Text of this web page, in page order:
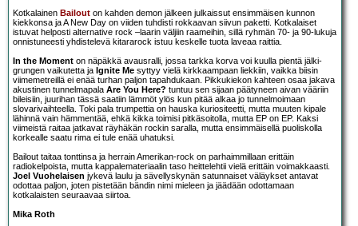
Kotkalainen Bailout on kahden demon jälkeen julkaissut ensimmäisen kunnon
kiekkonsa ja A New Day on viiden tuhdisti rokkaavan siivun paketti. Kotkalaiset
istuvat helposti alternative rock –laarin väljiin raameihin, sillä ryhmän 70- ja 90-lukuja
onnistuneesti yhdistelevä kitararock istuu keskelle tuota laveaa raittia.
In the Moment on näpäkkä avausralli, jossa tarkka korva voi kuulla pientä jälki-
grungen vaikutetta ja Ignite Me syttyy vielä kirkkaampaan liekkiin, vaikka biisin
viimemetreillä ei enää turhan paljon tapahdukaan. Pikkukiekon kahteen osaa jakava
akustinen tunnelmapala Are You Here? tuntuu sen sijaan päätyneen aivan vääriin
bileisiin, juurihan tässä saatiin lämmöt ylös kun pitää alkaa jo tunnelmoimaan
slovarivaihteella. Toki pala trumpettia on hauska kuriositeetti, mutta muuten kipale
lähinnä vain hämmentää, ehkä kikka toimisi pitkäsoitolla, mutta EP on EP. Kaksi
viimeistä raitaa jatkavat räyhäkän rockin saralla, mutta ensimmäisellä puoliskolla
korkealle saatu rima ei tule enää uhatuksi.
Bailout taitaa tonttinsa ja herrain Amerikan-rock on parhaimmillaan erittäin
radiokelpoista, mutta kappalemateriaalin taso heittelehtii vielä erittäin voimakkaasti.
Joel Vuohelaisen jykevä laulu ja sävellyskynän satunnaiset väläykset antavat
odottaa paljon, joten pistetään bändin nimi mieleen ja jäädään odottamaan
kotkalaisten seuraavaa siirtoa.
Mika Roth